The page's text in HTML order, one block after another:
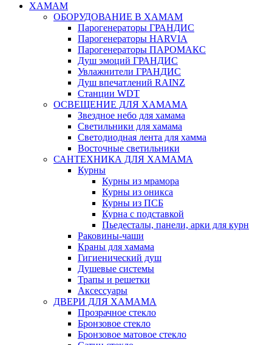
ХАМАМ
ОБОРУДОВАНИЕ В ХАМАМ
Парогенераторы ГРАНДИС
Парогенераторы HARVIA
Парогенераторы ПАРОМАКС
Душ эмоций ГРАНДИС
Увлажнители ГРАНДИС
Душ впечатлений RAINZ
Станции WDT
ОСВЕЩЕНИЕ ДЛЯ ХАМАМА
Звездное небо для хамама
Светильники для хамама
Светодиодная лента для хамма
Восточные светильники
САНТЕХНИКА ДЛЯ ХАМАМА
Курны
Курны из мрамора
Курны из оникса
Курны из ПСБ
Курна с подставкой
Пьедесталы, панели, арки для курн
Раковины-чаши
Краны для хамама
Гигиенический душ
Душевые системы
Трапы и решетки
Аксессуары
ДВЕРИ ДЛЯ ХАМАМА
Прозрачное стекло
Бронзовое стекло
Бронзовое матовое стекло